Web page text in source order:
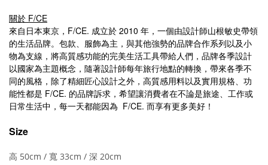
關於 F/CE
來自日本東京， F/CE. 成立於 2010 年，一個由設計師山根敏史帶領
的生活品牌。包款、服飾為主，與其他強勢的品牌合作系列以及小
物為支線，將高質感功能的完美生活工具帶給人們，品牌各季設計
以國家為主題概念，隨著設計師每年旅行地點的轉換，帶來各季不
同的風格，除了精細匠心設計之外，高質感用料以及實用規格、功
能性都是 F/CE. 的品牌訴求，希望讓消費者在不論是旅途、工作或
日常生活中，每一天都能因為 F/CE. 而享有更多美好！
Size
高 50cm / 寬 33cm / 深 20cm